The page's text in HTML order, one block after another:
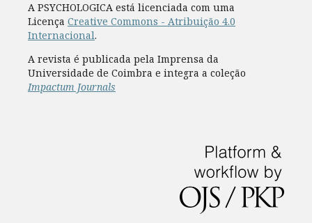
A PSYCHOLOGICA está licenciada com uma
Licença Creative Commons - Atribuição 4.0
Internacional.
A revista é publicada pela Imprensa da
Universidade de Coimbra e integra a coleção
Impactum Journals